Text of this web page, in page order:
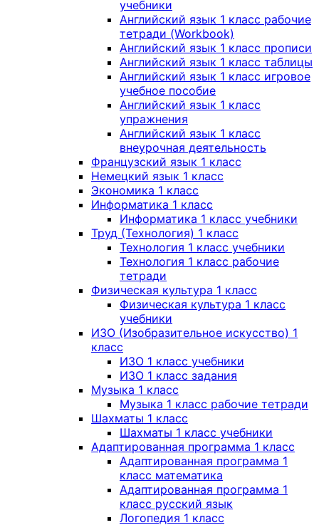
учебники
Английский язык 1 класс рабочие
тетради (Workbook)
Английский язык 1 класс прописи
Английский язык 1 класс таблицы
Английский язык 1 класс игровое
учебное пособие
Английский язык 1 класс
упражнения
Английский язык 1 класс
внеурочная деятельность
Французский язык 1 класс
Немецкий язык 1 класс
Экономика 1 класс
Информатика 1 класс
Информатика 1 класс учебники
Труд (Технология) 1 класс
Технология 1 класс учебники
Технология 1 класс рабочие
тетради
Физическая культура 1 класс
Физическая культура 1 класс
учебники
ИЗО (Изобразительное искусство) 1
класс
ИЗО 1 класс учебники
ИЗО 1 класс задания
Музыка 1 класс
Музыка 1 класс рабочие тетради
Шахматы 1 класс
Шахматы 1 класс учебники
Адаптированная программа 1 класс
Адаптированная программа 1
класс математика
Адаптированная программа 1
класс русский язык
Логопедия 1 класс